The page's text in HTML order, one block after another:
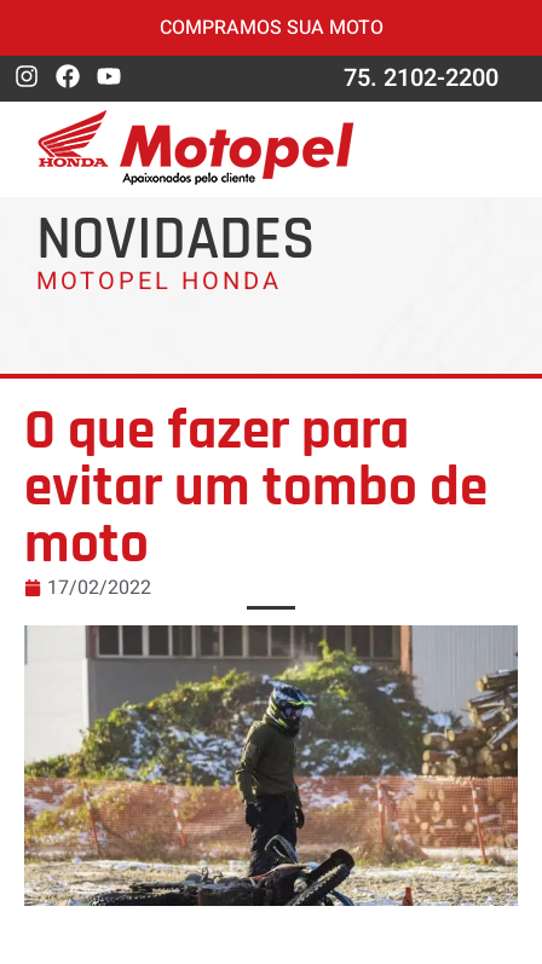
COMPRAMOS SUA MOTO
75. 2102-2200
NOVIDADES
MOTOPEL HONDA
O que fazer para
evitar um tombo de
moto
17/02/2022